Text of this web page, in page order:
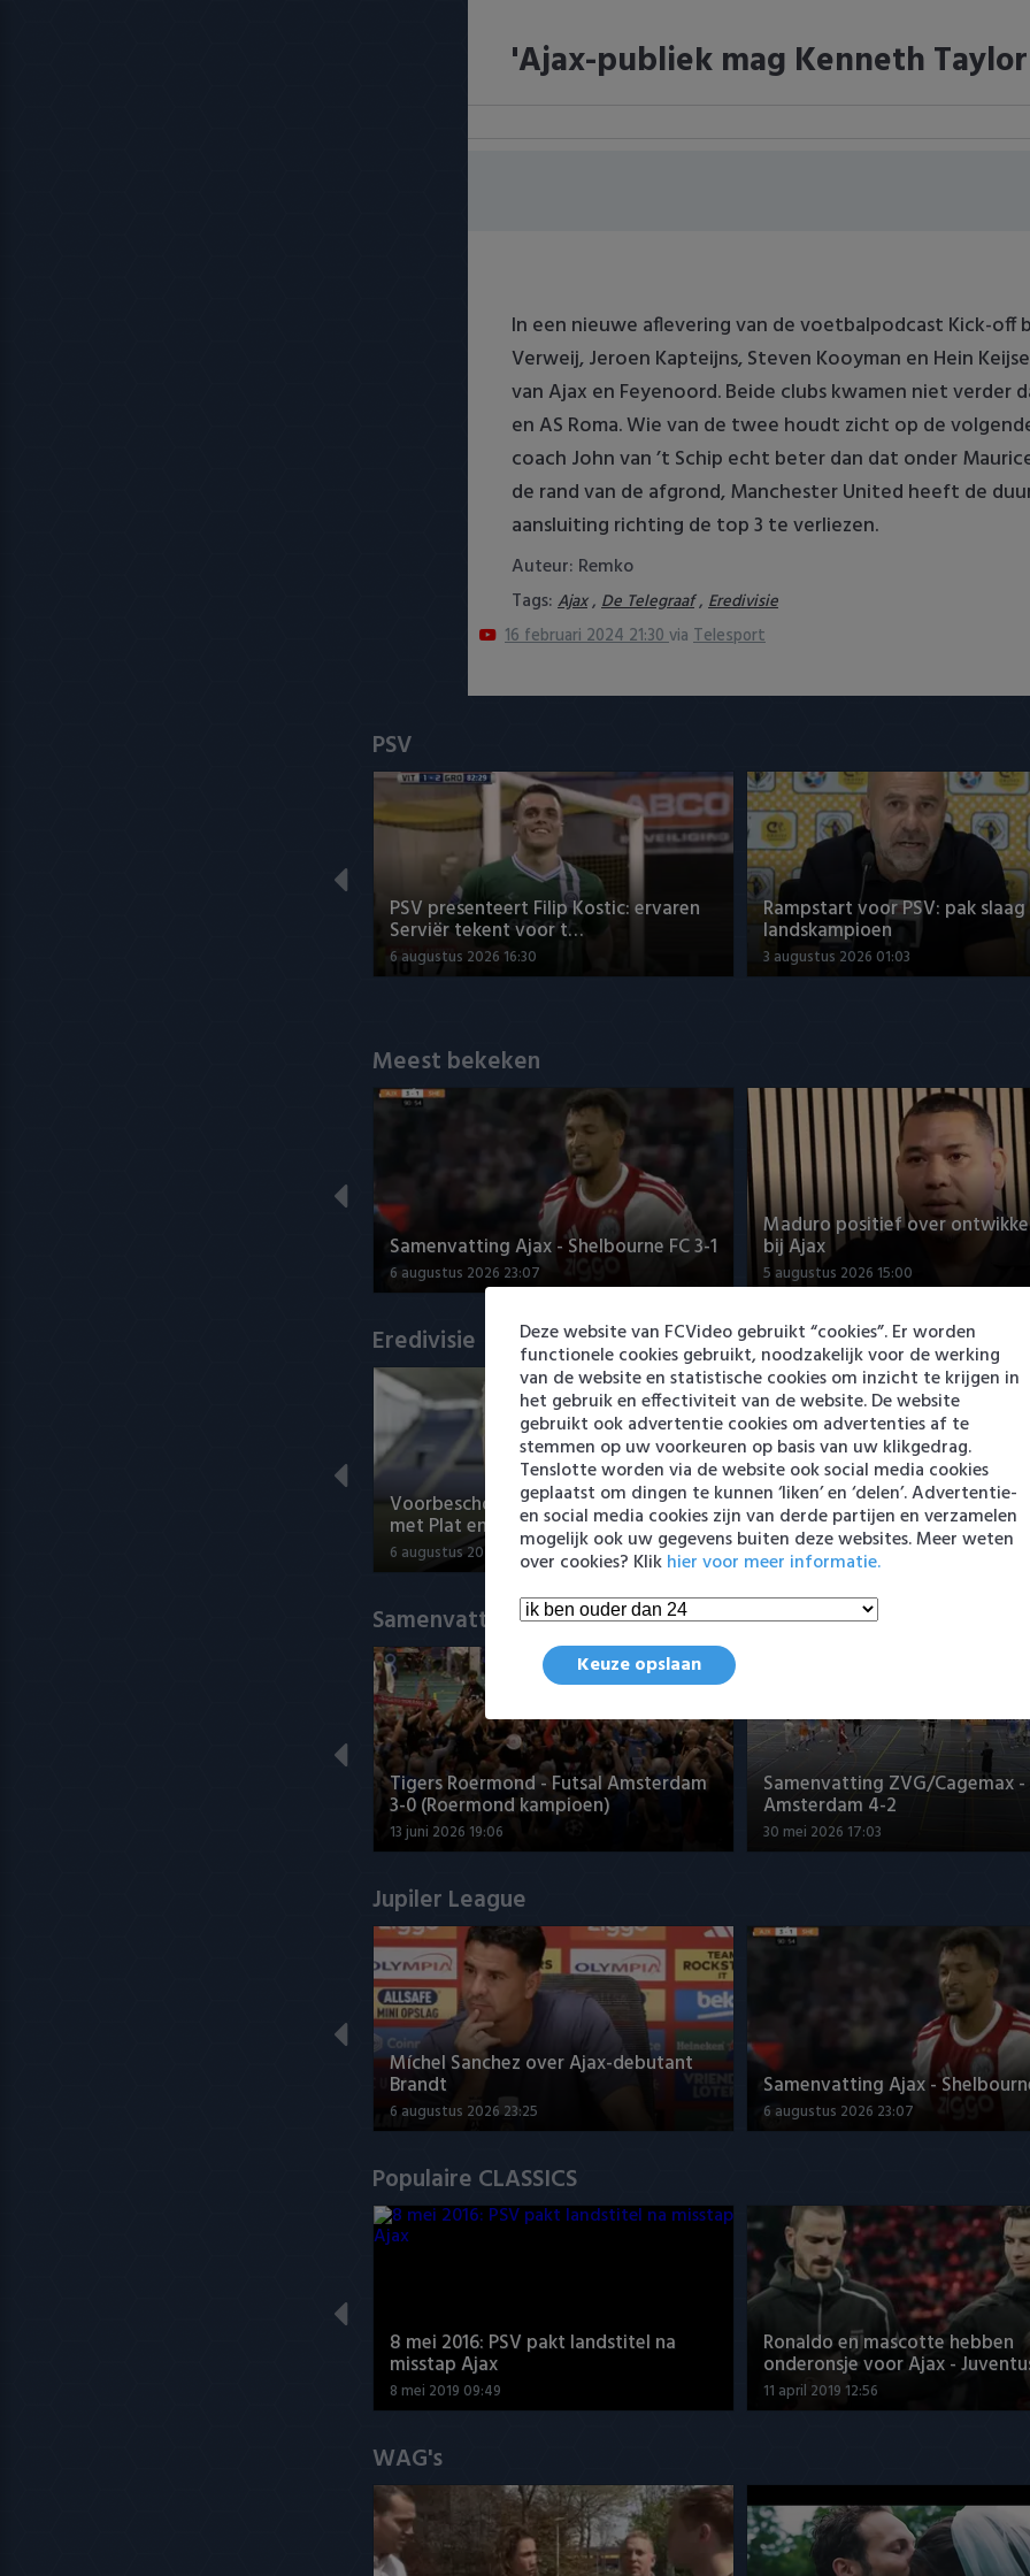
'Ajax-publiek mag Kenneth
In een nieuwe aflevering van de voetbalpodcast Kick-off
Verweij, Jeroen Kapteijns, Steven Kooyman en Hein
van Ajax en Feyenoord. Beide clubs kwamen niet verder
en AS Roma. Wie van de twee houdt zicht op de
coach John van ’t Schip echt beter dan dat onder
de rand van de afgrond, Manchester United heeft de
aansluiting richting de top 3 te verliezen.
Auteur: Remko
Tags: Ajax, De Telegraaf, Eredivisie
16 februari 2024 21:30via Telesport
PSV
PSV presenteert Filip Kostic: ervaren
Serviër tekent voor t…
6 augustus 2026 16:30
Rampstart voor PSV: pak
landskampioen
3 augustus 2026 01:03
Meest bekeken
Samenvatting Ajax - Shelbourne FC 3-1
6 augustus 2026 23:07
Maduro positief over
bij Ajax
5 augustus 2026 15:00
Eredivisie
Voorbeschouwing Cambuur-Excelsior
met Plat en El Arguioui
6 augustus 2026 18:49
PSV presenteert Filip Kostic:
Serviër tekent voor t…
6 augustus 2026 16:30
Samenvattingen Eredivisie
Tigers Roermond - Futsal Amsterdam
3-0 (Roermond kampioen)
13 juni 2026 19:06
Samenvatting ZVG/Cagemax -
Amsterdam 4-2
30 mei 2026 17:03
Jupiler League
Míchel Sanchez over Ajax-debutant
Brandt
6 augustus 2026 23:25
Samenvatting Ajax -
6 augustus 2026 23:07
Populaire CLASSICS
8 mei 2016: PSV pakt landstitel na
misstap Ajax
8 mei 2019 09:49
Ronaldo en mascotte hebben
onderonsje voor Ajax -
11 april 2019 12:56
WAG's
Deze website van FCVideo gebruikt “cookies”. Er worden
functionele cookies gebruikt, noodzakelijk voor de werking
van de website en statistische cookies om inzicht te krijgen in
het gebruik en effectiviteit van de website. De website
gebruikt ook advertentie cookies om advertenties af te
stemmen op uw voorkeuren op basis van uw klikgedrag.
Tenslotte worden via de website ook social media cookies
geplaatst om dingen te kunnen ‘liken’ en ‘delen’. Advertentie-
en social media cookies zijn van derde partijen en verzamelen
mogelijk ook uw gegevens buiten deze websites. Meer weten
over cookies? Klikhier voor meer informatie.
Keuze opslaan